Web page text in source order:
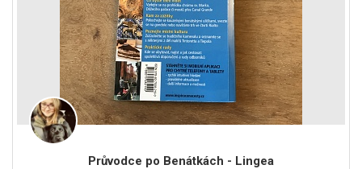
Průvodce po Benátkách - Lingea